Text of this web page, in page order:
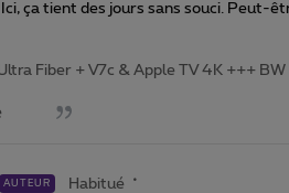
ça tient des jours sans souci. Peut-
Fiber + V7c & Apple TV 4K +++ BW
AUTEUR Habitué